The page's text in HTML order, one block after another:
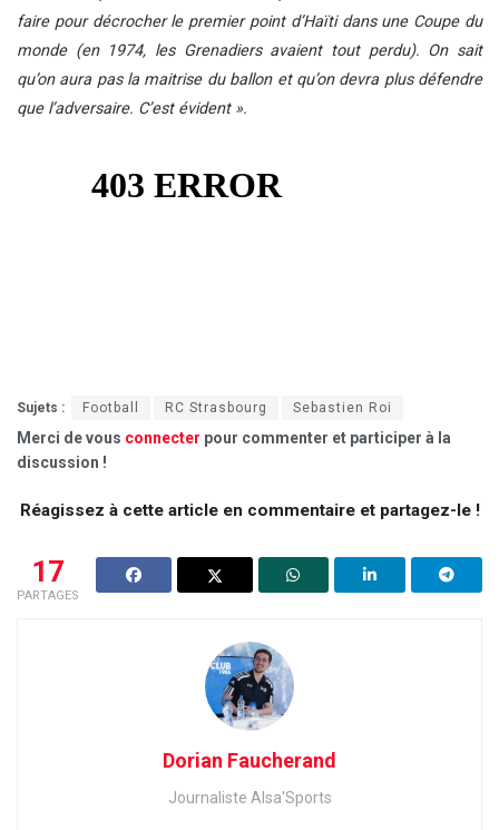
faire pour décrocher le premier point d’Haïti dans une Coupe du
monde (en 1974, les Grenadiers avaient tout perdu). On sait
qu’on aura pas la maitrise du ballon et qu’on devra plus défendre
que l’adversaire. C’est évident ».
Sujets : Football RC Strasbourg Sebastien Roi
Merci de vous connecter pour commenter et participer à la
discussion !
Réagissez à cette article en commentaire et partagez-le !
17
PARTAGES
Dorian Faucherand
Journaliste Alsa'Sports